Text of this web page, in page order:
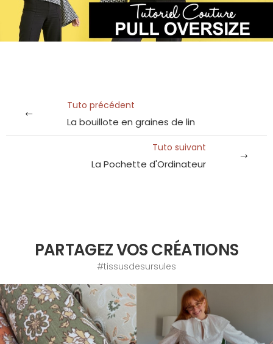
Tuto précédent
La bouillote en graines de lin
Tuto suivant
La Pochette d'Ordinateur
PARTAGEZ VOS CRÉATIONS
#tissusdesursules